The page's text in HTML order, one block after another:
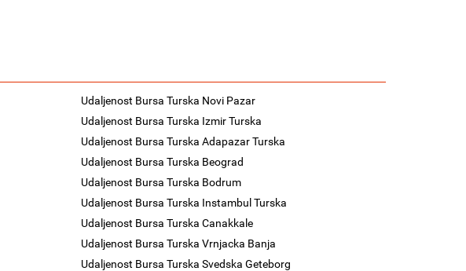
Udaljenost Bursa Turska Novi Pazar
Udaljenost Bursa Turska Izmir Turska
Udaljenost Bursa Turska Adapazar Turska
Udaljenost Bursa Turska Beograd
Udaljenost Bursa Turska Bodrum
Udaljenost Bursa Turska Instambul Turska
Udaljenost Bursa Turska Canakkale
Udaljenost Bursa Turska Vrnjacka Banja
Udaljenost Bursa Turska Svedska Geteborg